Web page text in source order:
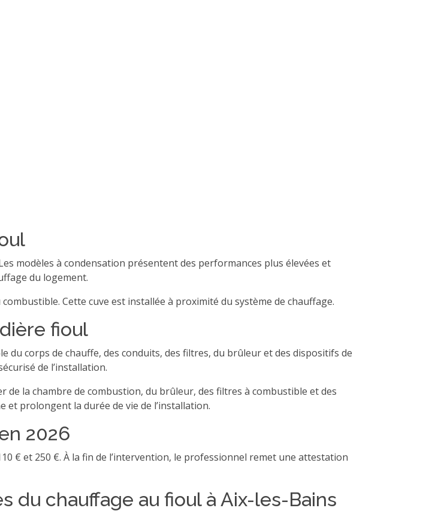
modèles à condensation présentent des performances plus élevées et
du logement.
Cette cuve est installée à proximité du système de chauffage.
fioul
du corps de chauffe, des conduits, des filtres, du brûleur et des dispositifs de
de l’installation.
la chambre de combustion, du brûleur, des filtres à combustible et des
et prolongent la durée de vie de l’installation.
2026
€ et 250 €. À la fin de l’intervention, le professionnel remet une attestation
chauffage au fioul à Aix-les-Bains